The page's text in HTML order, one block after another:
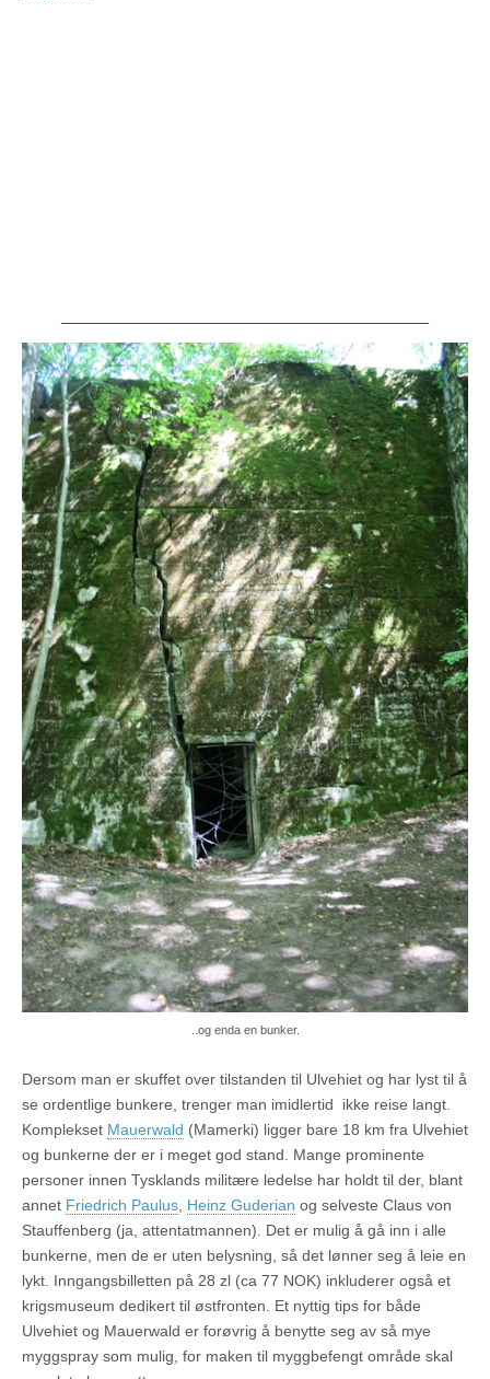
..og enda en bunker.
Dersom man er skuffet over tilstanden til Ulvehiet og har lyst til å
se ordentlige bunkere, trenger man imidlertid ikke reise langt.
Komplekset Mauerwald (Mamerki) ligger bare 18 km fra Ulvehiet
og bunkerne der er i meget god stand. Mange prominente
personer innen Tysklands militære ledelse har holdt til der, blant
annet Friedrich Paulus Heinz Guderian og selveste Claus von
Stauffenberg (ja, attentatmannen). Det er mulig å gå inn i alle
bunkerne, men de er uten belysning, så det lønner seg å leie en
lykt. Inngangsbilletten på 28 zl (ca 77 NOK) inkluderer også et
krigsmuseum dedikert til østfronten. Et nyttig tips for både
Ulvehiet og Mauerwald er forøvrig å benytte seg av så mye
myggspray som mulig, for maken til myggbefengt område skal